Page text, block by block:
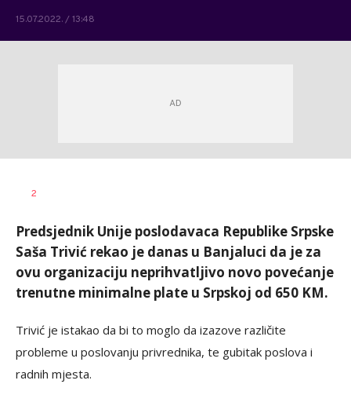
15.07.2022. / 13:48
AUTOR
2
Predsjednik Unije poslodavaca Republike Srpske
Saša Trivić rekao je danas u Banjaluci da je za
ovu organizaciju neprihvatljivo novo povećanje
trenutne minimalne plate u Srpskoj od 650 KM.
Trivić je istakao da bi to moglo da izazove različite
probleme u poslovanju privrednika, te gubitak poslova i
radnih mjesta.